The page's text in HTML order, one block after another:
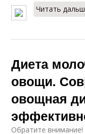
Читать
Диета
овощи.
овощная
Обратите внимание!